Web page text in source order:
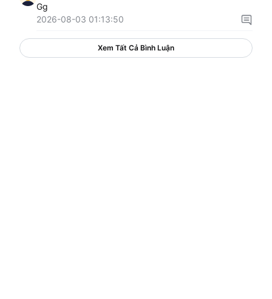
Gg
2026-08-03 01:13:50
Xem Tất Cả Bình Luận